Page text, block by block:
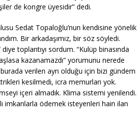
de kongre üyesidir” dedi.
Sedat Topaloğlu’nun kendisine yönelik
Bir arkadaşımız, bir söz söyledi.
toplantıyı sordum. “Kulüp binasında
kazanamazdı” yorumunu nerede
verilen ayrı olduğu için bizi gündem
kesilmedi, icra memurları yok.
içeri almadık. Klima sistemi yenilendi.
imkanlarla ödemek isteyenleri hain ilan